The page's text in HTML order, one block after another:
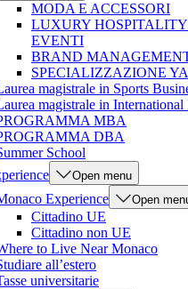
MODA E ACCESSORI
LUXURY
EVENTI
BRAND
SPECIALIZZAZIONE
magistrale in Sports
magistrale in International
MBA
DBA
School
Open menu
Experience Open
Cittadino UE
Cittadino non UE
to Live Near Monaco
all’estero
universitarie